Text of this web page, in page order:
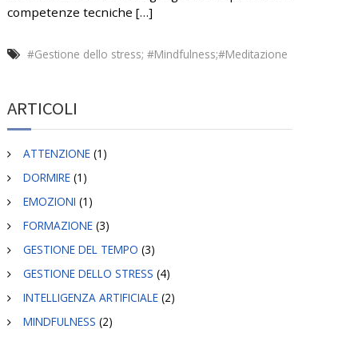
competenze tecniche […]
#Gestione dello stress; #Mindfulness;#Meditazione
ARTICOLI
ATTENZIONE(1)
DORMIRE(1)
EMOZIONI (1)
FORMAZIONE(3)
GESTIONE DEL TEMPO (3)
GESTIONE DELLO STRESS (4)
INTELLIGENZA ARTIFICIALE(2)
MINDFULNESS (2)